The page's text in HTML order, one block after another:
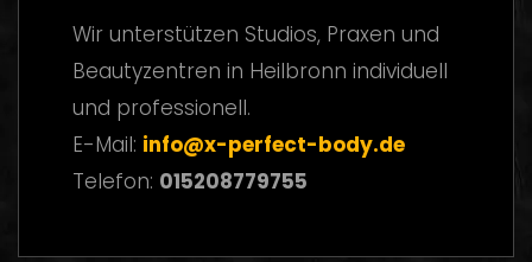
Wir unterstützen Studios, Praxen und
Beautyzentren in Heilbronn individuell
und professionell.
E-Mail: info@x-perfect-body.de
Telefon: 015208779755